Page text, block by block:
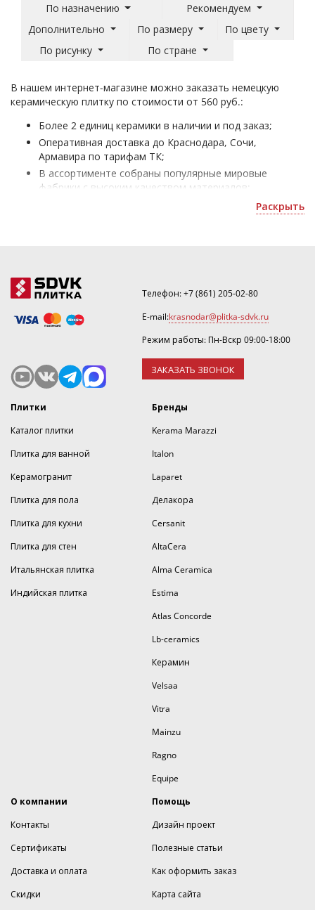
По назначению
Рекомендуем
Дополнительно
По размеру
По цвету
По рисунку
По стране
В нашем интернет-магазине можно заказать немецкую
керамическую плитку по стоимости от 560 руб.:
Более 2 единиц керамики в наличии и под заказ;
Оперативная доставка до Краснодара, Сочи,
Армавира по тарифам ТК;
В ассортименте собраны популярные мировые
фабрики с высоким качеством материалов;
Раскрыть
Телефон:+7 (861) 205-02-80
E-mail:krasnodar@plitka-sdvk.ru
Режим работы: Пн-Вскр 09:00-18:00
ЗАКАЗАТЬ ЗВОНОК
Плитки
Каталог плитки
Плитка для ванной
Керамогранит
Плитка для пола
Плитка для кухни
Плитка для стен
Итальянская плитка
Индийская плитка
Бренды
Kerama Marazzi
Italon
Laparet
Делакора
Cersanit
AltaCera
Alma Ceramica
Estima
Atlas Concorde
Lb-ceramics
Керамин
Velsaa
Vitra
Mainzu
Ragno
Equipe
О компании
Контакты
Сертификаты
Доставка и оплата
Скидки
Помощь
Дизайн проект
Полезные статьи
Как оформить заказ
Карта сайта